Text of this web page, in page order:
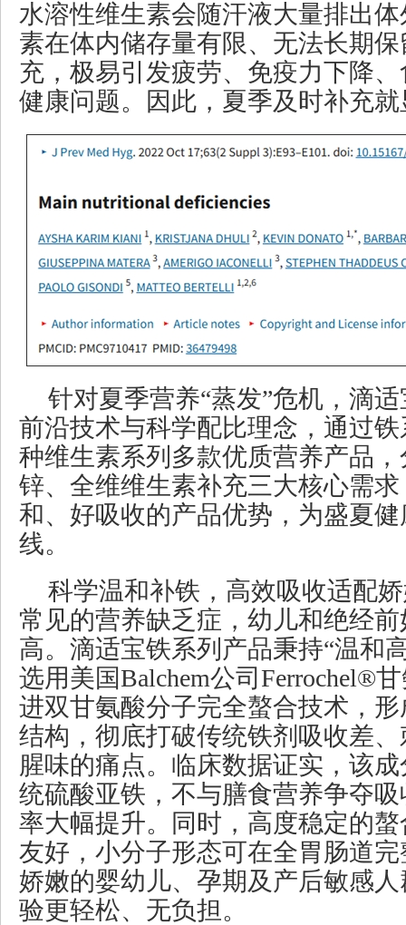
水溶性维生素会随汗液大量排出
素在体内储存量有限、无法长期
充，极易引发疲劳、免疫力下降
健康问题。因此，夏季及时补充
针对夏季营养“蒸发”危机，滴
前沿技术与科学配比理念，通过
种维生素系列多款优质营养产品
锌、全维维生素补充三大核心需
和、好吸收的产品优势，为盛夏
线。
科学温和补铁，高效吸收适配
常见的营养缺乏症，幼儿和绝经
高。滴适宝铁系列产品秉持“温和
选用美国Balchem公司Ferrochel®
进双甘氨酸分子完全螯合技术，
结构，彻底打破传统铁剂吸收差
腥味的痛点。临床数据证实，该
统硫酸亚铁，不与膳食营养争夺
率大幅提升。同时，高度稳定的
友好，小分子形态可在全胃肠道
娇嫩的婴幼儿、孕期及产后敏感
验更轻松、无负担。